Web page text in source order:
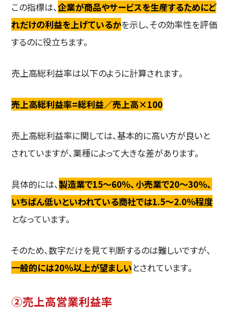
この指標は、企業が商品やサービスを生産するためにど
れだけの利益を上げているかを示し、その効率性を評価
するのに役立ちます。
売上高総利益率は以下のように計算されます。
売上高総利益率=総利益／売上高×100
売上高総利益率に関しては、基本的に高い方が良いと
されていますが、業種によって大きな差があります。
具体的には、製造業で15～60％、小売業で20～30％、
いちばん低いといわれている商社では1.5～2.0％程度
となっています。
そのため、数字だけを見て判断するのは難しいですが、
一般的には20％以上が望ましいとされています。
②売上高営業利益率